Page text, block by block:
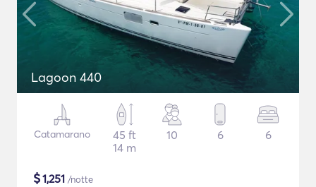
Lagoon 440
Catamarano
45 ft
14 m
10 6 6
$1,251 /notte